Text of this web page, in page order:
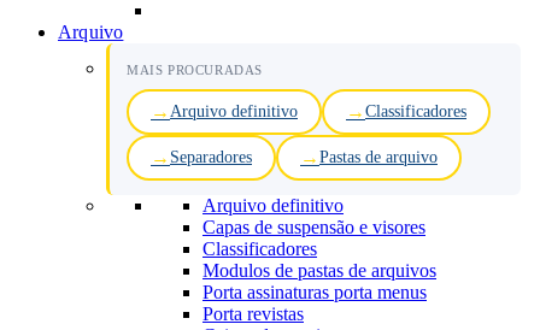
Arquivo
MAIS PROCURADAS
Arquivo definitivo Classificadores
Separadores Pastas de arquivo
Arquivo definitivo
Capas de suspensão e visores
Classificadores
Modulos de pastas de arquivos
Porta assinaturas porta menus
Porta revistas